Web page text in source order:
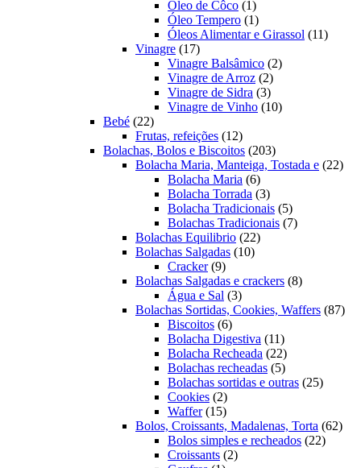
produtos
Óleo de Côco 11
produto
Óleo Tempero 11
produto
Óleos Alimentar e Girassol 1111
Vinagre 1717
produtos
Vinagre Balsâmico 22
Vinagre de Arroz 22
produtos
Vinagre de Sidra 33
produtos
Vinagre de Vinho 1010
Bebé 2222
produtos
Frutas, refeições 1212
produtos
Bolachas, Bolos e Biscoitos 203203
produtos
Bolacha Maria, Manteiga, Tostada e 2222
Bolacha Maria 66
produtos
Bolacha Torrada 33
produtos
Bolacha Tradicionais 55
produtos
Bolachas Tradicionais 77
Bolachas Equilibrio 2222
Bolachas Salgadas 1010
Cracker 99
produtos
Bolachas Salgadas e crackers 88
Água e Sal 33
produtos
Bolachas Sortidas, Cookies, Waffers 8787
Biscoitos 66
produtos
Bolacha Digestiva 1111
produtos
Bolacha Recheada 2222
produtos
Bolachas recheadas 55
produtos
Bolachas sortidas e outras 2525
Cookies 22
produtos
Waffer 1515
produtos
Bolos, Croissants, Madalenas, Torta 6262
Bolos simples e recheados 2222
Croissants 22